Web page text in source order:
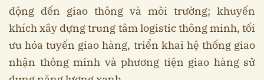
động đến giao thông và môi trường; khuyến
khích xây dựng trung tâm logistic thông minh, tối
ưu hóa tuyến giao hàng, triển khai hệ thống giao
nhận thông minh và phương tiện giao hàng sử